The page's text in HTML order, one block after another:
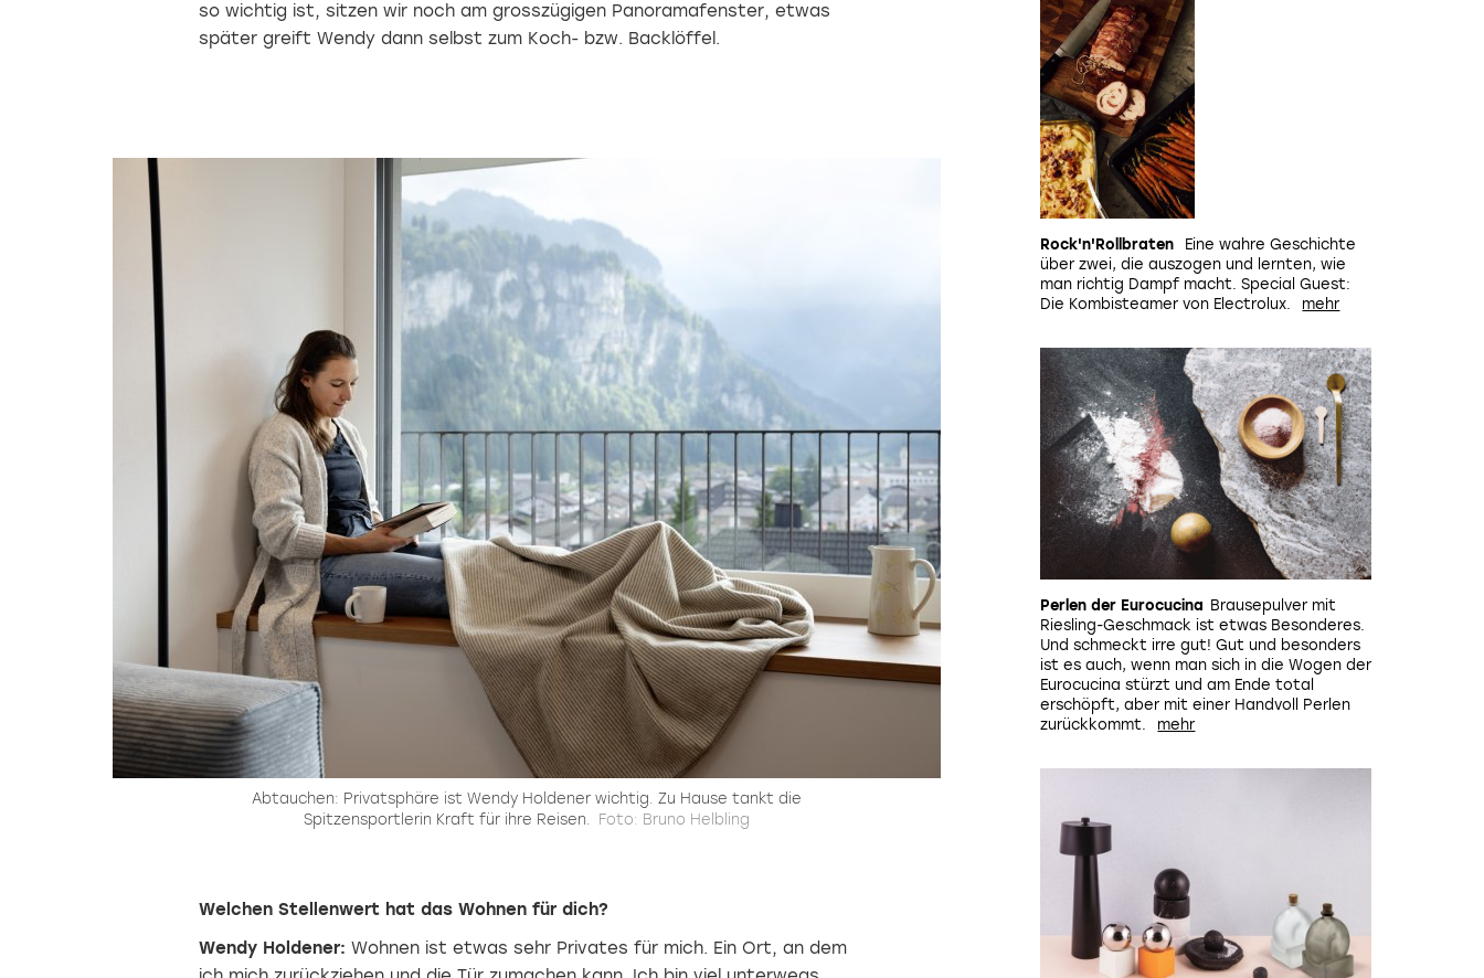
so wichtig ist, sitzen wir noch am grosszügigen Panoramafenster, etwas
später greift Wendy dann selbst zum Koch- bzw. Backlöffel.
Abtauchen: Privatsphäre ist Wendy Holdener wichtig. Zu Hause tankt die
Spitzensportlerin Kraft für ihre Reisen.
Foto: Bruno Helbling
Welchen Stellenwert hat das Wohnen für dich?
Wendy Holdener: Wohnen ist etwas sehr Privates für mich. Ein Ort, an dem
Rock'n'Rollbraten
Eine wahre Geschichte
über zwei, die auszogen und lernten, wie
man richtig Dampf macht. Special Guest:
Die Kombisteamer von Electrolux.
Perlen der Eurocucina Brausepulver mit
Riesling-Geschmack ist etwas Besonderes.
Und schmeckt irre gut! Gut und besonders
ist es auch, wenn man sich in die Wogen der
Eurocucina stürzt und am Ende total
erschöpft, aber mit einer Handvoll Perlen
zurückkommt.